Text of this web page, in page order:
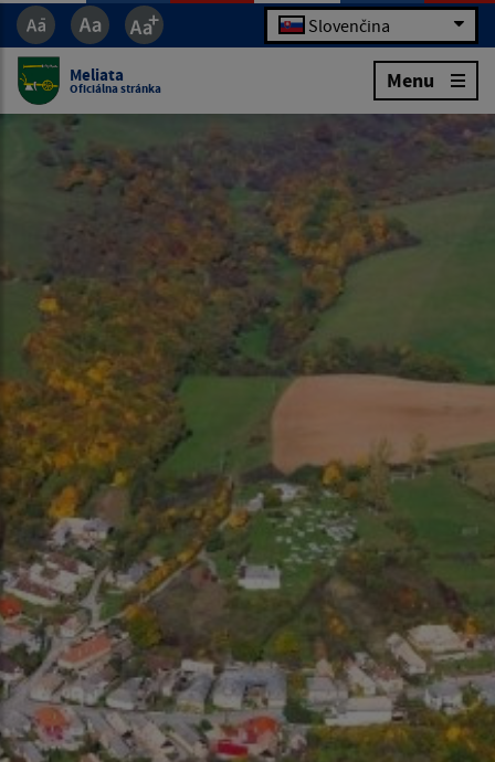
Slovenčina
Meliata
Oficiálna stránka Menu